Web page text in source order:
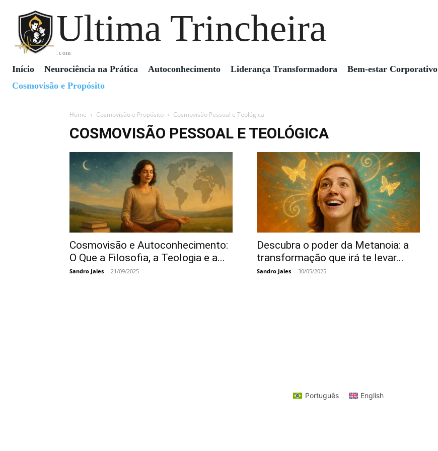
Ultima Trincheira
.com
Início Neurociência na Prática Autoconhecimento Liderança Transformadora
Bem-estar Corporativo
Cosmovisão e Propósito
Home Cosmovisão e Propósito Cosmovisão Pessoal e Teológica
COSMOVISÃO PESSOAL E TEOLÓGICA
Cosmovisão e Autoconhecimento:
O Que a Filosofia, a Teologia e a...
Sandro Jales - 21/09/2025
Descubra o poder da Metanoia: a
transformação que irá te levar...
Sandro Jales - 30/05/2025
Português English